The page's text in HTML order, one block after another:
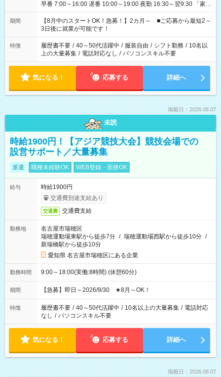
早番 7:00～16:00 遅番 10:00～19:00 夜勤 16:30～翌9:30 「家族
と休みを合わせたい」 「余裕を持って夕飯の準備がしたい」
「できれば残業はしたくない」 など、ご希望を教えてください
ね。 ※Wワーク希望の方へ 今ご覧のお仕事で希望する勤務時間
と、もう1つのお仕事の勤務時間。 合計で週40時間を超える場
合は応募できません。
期間
【8月中のスタートOK！急募！】2カ月～ ■ご応募から最短2～
3日後に就業が可能です！
特徴 履歴書不要 / 40～50代活躍中 / 服装自由 / シフト勤務 / 10名以
上の大量募集 / 電話対応なし / パソコンスキル不要
気になる！ 応募する 詳細へ
掲載日：2026.08.07
未読
時給1900円！【アジア競技大会】競技会場での
設営サポート／大量募集
派遣 職種未経験OK WEB登録・面接OK
給与
時給1900円
交通費別途支給あり
交通費 交通費支給
勤務地
名古屋市瑞穂区
瑞穂運動場東駅から徒歩7分 / 瑞穂運動場西駅から徒歩10分 /
新瑞橋駅から徒歩10分
愛知県 名古屋市瑞穂区にある企業
勤務時間 9:00～18:00(実働:8時間) (休憩60分)
期間 【急募】即日～2026/9/30 ★8月～OK！
特徴 履歴書不要 / 40～50代活躍中 / 10名以上の大量募集 / 電話対応
なし / パソコンスキル不要
気になる！ 応募する 詳細へ
掲載日：2026.08.07